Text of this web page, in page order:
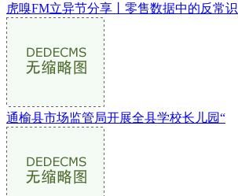
虎嗅FM立异节分享丨零售数据中的反常识
通榆县市场监管局开展全县学校长儿园“